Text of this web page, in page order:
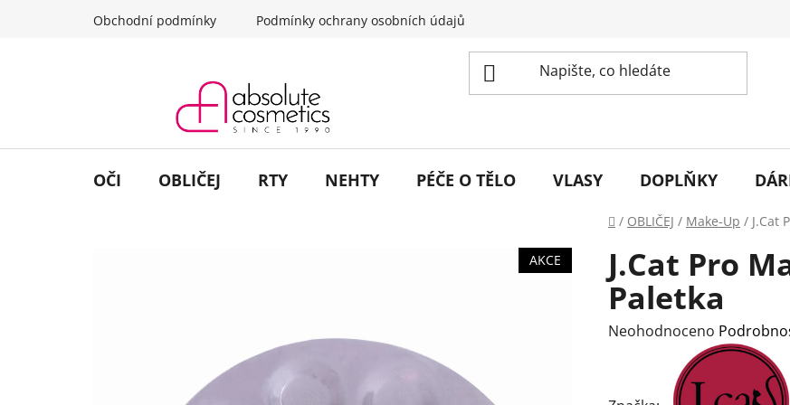
Obchodní podmínky Podmínky ochrany osobních údajů
OČI OBLIČEJ RTY NEHTY PÉČE O TĚLO VLASY DOPLŇKY
Domů
/ OBLIČEJ / Make-Up / J.Cat
J.Cat Pro
Paletka
Průměrné
Neohodnoceno
AKCE